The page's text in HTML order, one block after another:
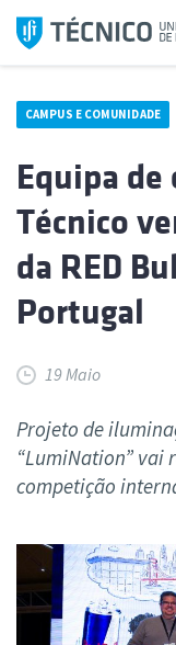
Saltar
para
CAMPUS E COMUNIDADE
Equipa
Técnico
da RED
Portugal
19 Maio
Projeto de
“LumiNation” vai
competição